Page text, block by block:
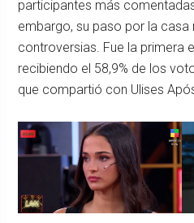
participantes más
embargo, su paso por la
controversias. Fue la primera
recibiendo el 58,9% de los
que compartió con Ulises